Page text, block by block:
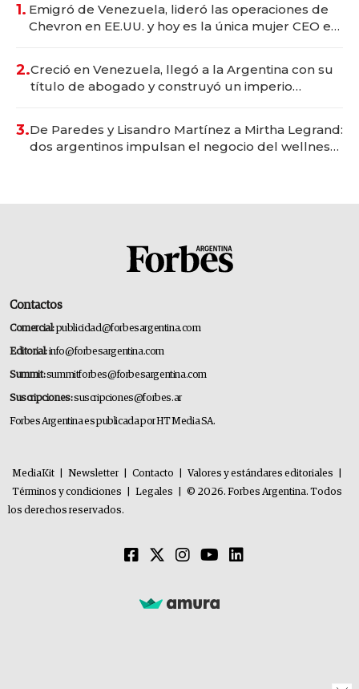
1. Emigró de Venezuela, lideró las operaciones de
Chevron en EE.UU. y hoy es la única mujer CEO en
2.Creció en Venezuela, llegó a la Argentina con su
título de abogado y construyó un imperio
3.De Paredes y Lisandro Martínez a Mirtha Legrand:
dos argentinos impulsan el negocio del wellness
Contactos
Comercial:publicidad@forbesargentina.com
Editorial:info@forbesargentina.com
Summit:summitforbes@forbesargentina.com
Suscripciones:suscripciones@forbes.ar
Forbes Argentina es publicada por HT Media SA.
MediaKit Newsletter Contacto Valores y estándares editoriales
Términos y condiciones
Legales
© 2026. Forbes Argentina. Todos
los derechos reservados.